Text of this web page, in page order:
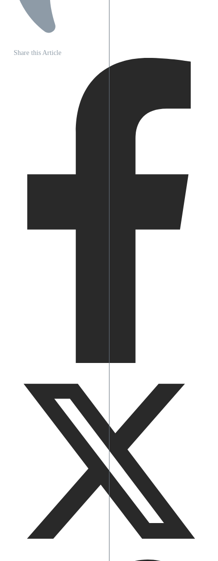
Share this Article